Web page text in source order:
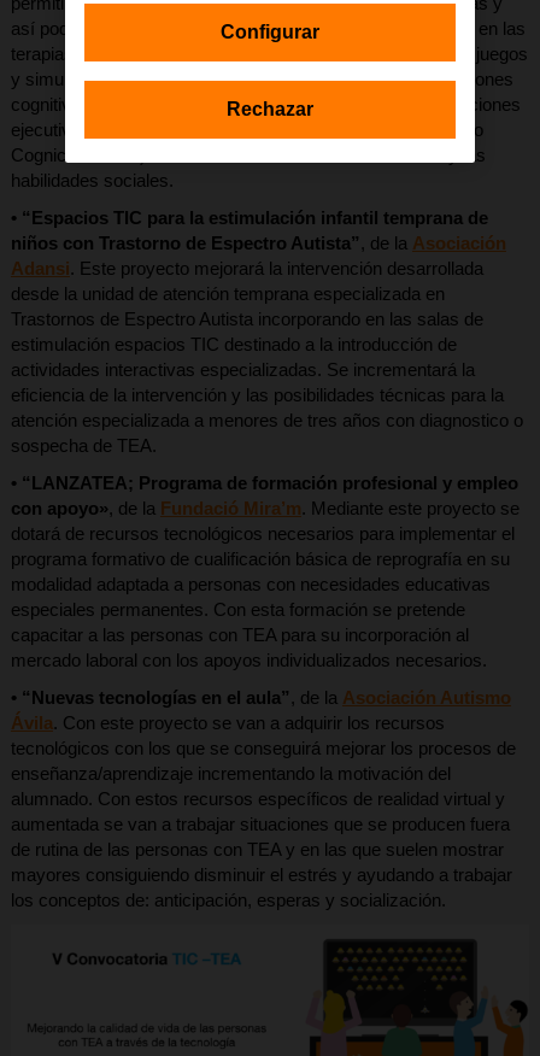
así poder implementar un programa de neurorrehabilitación en las
terapias de las personas con autismo. Mediante ejercicios, juegos
y simuladores se pueden trabajar tanto las principales funciones
cognitivas (Orientación, Atención, Memoria, Lenguaje, Funciones
ejecutivas, Gnosias, Praxias, Habilidades visuoespaciales o
Cognición social) como las actividades de la vida diaria y las
habilidades sociales.
• “Espacios TIC para la estimulación infantil temprana de
niños con Trastorno de Espectro Autista” , de la Asociación
Adansi. Este proyecto mejorará la intervención desarrollada
desde la unidad de atención temprana especializada en
Trastornos de Espectro Autista incorporando en las salas de
estimulación espacios TIC destinado a la introducción de
actividades interactivas especializadas. Se incrementará la
eficiencia de la intervención y las posibilidades técnicas para la
atención especializada a menores de tres años con diagnostico o
sospecha de TEA.
• “LANZATEA; Programa de formación profesional y empleo
con apoyo», de la Fundació Mira’m. Mediante este proyecto se
dotará de recursos tecnológicos necesarios para implementar el
programa formativo de cualificación básica de reprografía en su
modalidad adaptada a personas con necesidades educativas
especiales permanentes. Con esta formación se pretende
capacitar a las personas con TEA para su incorporación al
mercado laboral con los apoyos individualizados necesarios.
• “Nuevas tecnologías en el aula” , de la Asociación Autismo
Ávila. Con este proyecto se van a adquirir los recursos
tecnológicos con los que se conseguirá mejorar los procesos de
enseñanza/aprendizaje incrementando la motivación del
alumnado. Con estos recursos específicos de realidad virtual y
aumentada se van a trabajar situaciones que se producen fuera
de rutina de las personas con TEA y en las que suelen mostrar
mayores consiguiendo disminuir el estrés y ayudando a trabajar
los conceptos de: anticipación, esperas y socialización.
Configurar
Rechazar